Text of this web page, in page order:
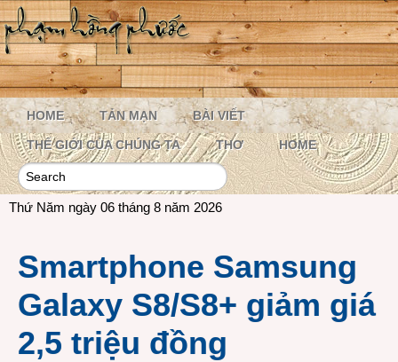
HOME TẢN MẠN BÀI VIẾT
THẾ GIỚI CỦA CHÚNG TA THƠ HOME
Thứ Năm ngày 06 tháng 8 năm 2026
Smartphone Samsung
Galaxy S8/S8+ giảm giá
2,5 triệu đồng